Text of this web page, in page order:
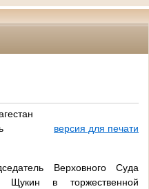
версия для печати
Верховного Суда
Щукин в торжественной